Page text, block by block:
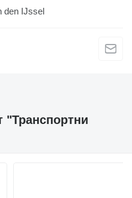
den IJssel
"Транспортни